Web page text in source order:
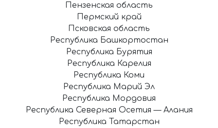
Пензенская область
Пермский край
Псковская область
Республика Башкортостан
Республика Бурятия
Республика Карелия
Республика Коми
Республика Марий Эл
Республика Мордовия
Республика Северная Осетия — Алания
Республика Татарстан